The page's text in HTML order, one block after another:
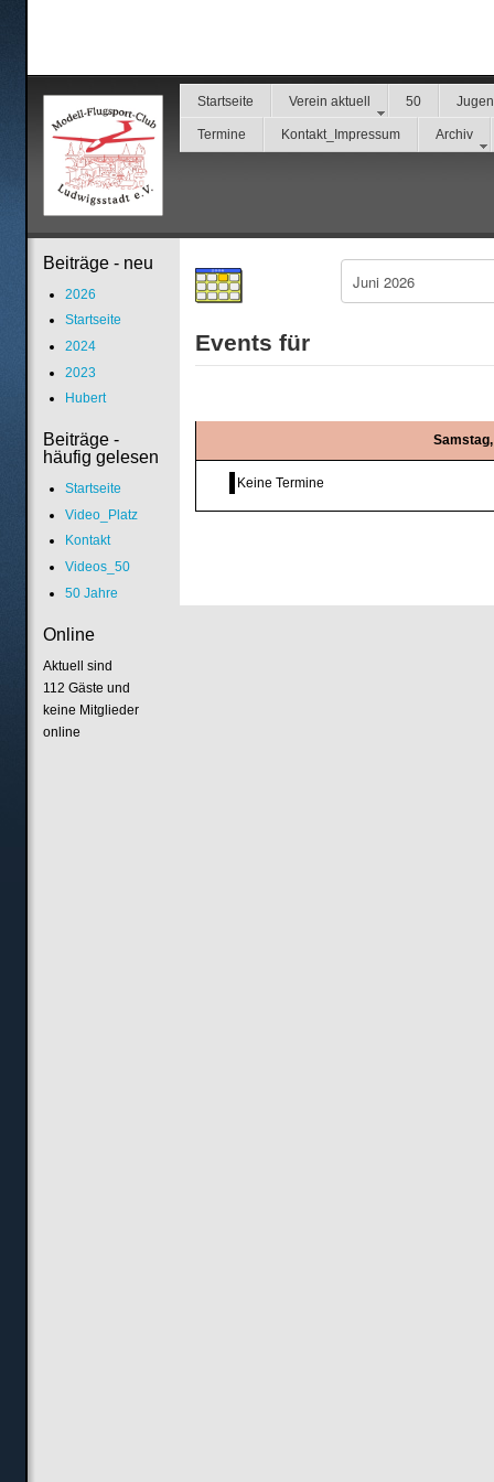
Startseite Verein aktuell 50
Termine Kontakt_Impressum Archiv
Events für
Keine Termine
Beiträge - neu
2026
Startseite
2024
2023
Hubert
Beiträge -
häufig gelesen
Startseite
Video_Platz
Kontakt
Videos_50
50 Jahre
Online
Aktuell sind
112 Gäste und
keine Mitglieder
online